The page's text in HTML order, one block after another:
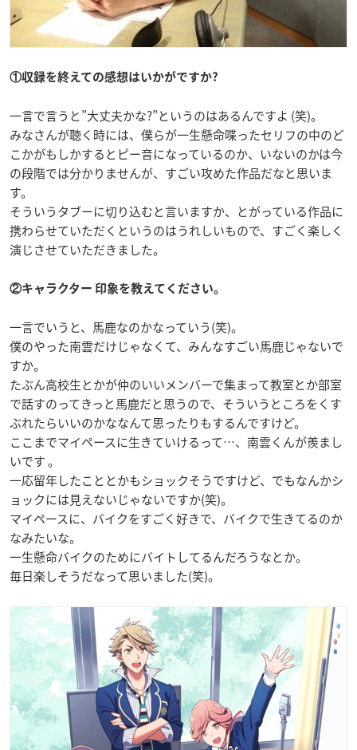
①収録を終えての感想はいかがですか?
一言で言うと”大丈夫かな?”というのはあるんですよ (笑)。
みなさんが聴く時には、僕らが一生懸命喋ったセリフの中のど
こかがもしかするとピー音になっているのか、いないのかは今
の段階では分かりませんが、すごい攻めた作品だなと思いま
す。
そういうタブーに切り込むと言いますか、とがっている作品に
携わらせていただくというのはうれしいもので、すごく楽しく
演じさせていただきました。
②キャラクター 印象を教えてください。
一言でいうと、馬鹿なのかなっていう(笑)。
僕のやった南雲だけじゃなくて、みんなすごい馬鹿じゃないで
すか。
たぶん高校生とかが仲のいいメンバーで集まって教室とか部室
で話すのってきっと馬鹿だと思うので、そういうところをくす
ぶれたらいいのかななんて思ったりもするんですけど。
ここまでマイペースに生きていけるって…、南雲くんが羨まし
いです 。
一応留年したこととかもショックそうですけど、でもなんかシ
ョックには見えないじゃないですか(笑)。
マイペースに、バイクをすごく好きで、バイクで生きてるのか
なみたいな。
一生懸命バイクのためにバイトしてるんだろうなとか。
毎日楽しそうだなって思いました(笑)。